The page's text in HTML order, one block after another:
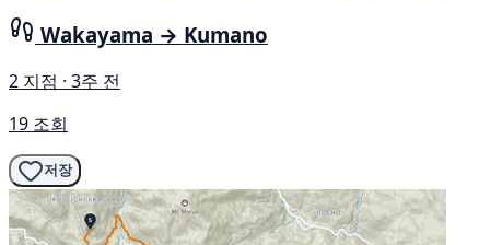
Wakayama → Kumano
2 지점 · 3주 전
19 조회
저장